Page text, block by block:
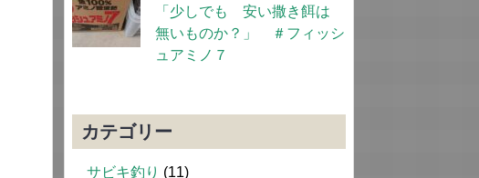
「少しでも 安い撒き餌は
無いものか？」 ＃フィッシ
ュアミノ７
カテゴリー
サビキ釣り (11)